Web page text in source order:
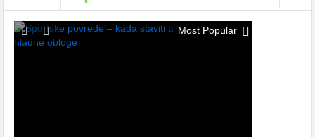
Most Popular